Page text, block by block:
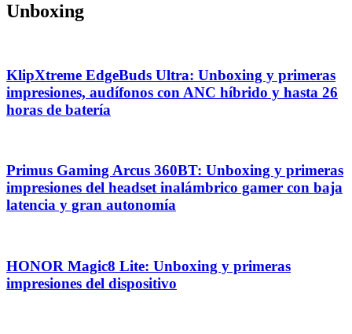
Unboxing
KlipXtreme EdgeBuds Ultra: Unboxing y primeras
impresiones, audífonos con ANC híbrido y hasta 26
horas de batería
Primus Gaming Arcus 360BT: Unboxing y primeras
impresiones del headset inalámbrico gamer con baja
latencia y gran autonomía
HONOR Magic8 Lite: Unboxing y primeras
impresiones del dispositivo